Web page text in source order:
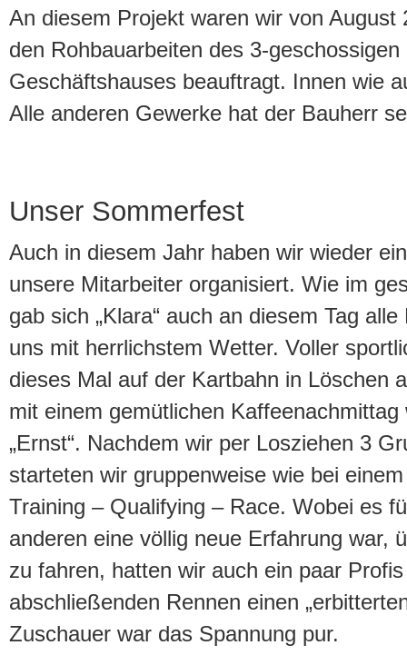
An diesem Projekt waren wir von August
den Rohbauarbeiten des 3-
Geschäftshauses beauftragt. Innen wie
Alle anderen Gewerke hat der Bauherr
Unser Sommerfest
Auch in diesem Jahr haben wir wieder
unsere Mitarbeiter organisiert. Wie im
gab sich „Klara“ auch an diesem Tag
uns mit herrlichstem Wetter. Voller
dieses Mal auf der Kartbahn in Löschen
mit einem gemütlichen
„Ernst“. Nachdem wir per Losziehen 3
starteten wir gruppenweise wie bei
Training – Qualifying – Race. Wobei es
anderen eine völlig neue Erfahrung war,
zu fahren, hatten wir auch ein paar
abschließenden Rennen einen
Zuschauer war das Spannung pur.